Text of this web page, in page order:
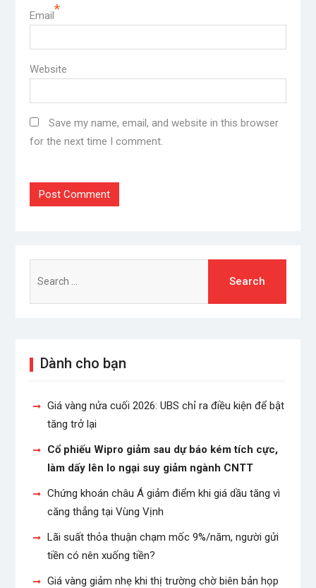
Email*
Website
Save my name, email, and website in this browser
for the next time I comment.
for:
Dành cho bạn
Giá vàng nửa cuối 2026: UBS chỉ ra điều kiện để bật
tăng trở lại
Cổ phiếu Wipro giảm sau dự báo kém tích cực,
làm dấy lên lo ngại suy giảm ngành CNTT
Chứng khoán châu Á giảm điểm khi giá dầu tăng vì
căng thẳng tại Vùng Vịnh
Lãi suất thỏa thuận chạm mốc 9%/năm, người gửi
tiền có nên xuống tiền?
Giá vàng giảm nhẹ khi thị trường chờ biên bản họp